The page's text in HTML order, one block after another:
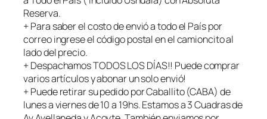
e
s
e
r
v
a
t
i
v
Reserva.
+ Para saber el costo de envió a todo el País por
correo ingrese el código postal en el camioncito al
lado del precio.
+ Despachamos TODOS LOS DÍAS!! Puede comprar
varios artículos y abonar un solo envió!
+ Puede retirar su pedido por Caballito (CABA) de
lunes a viernes de 10 a 19hs. Estamos a 3 Cuadras de